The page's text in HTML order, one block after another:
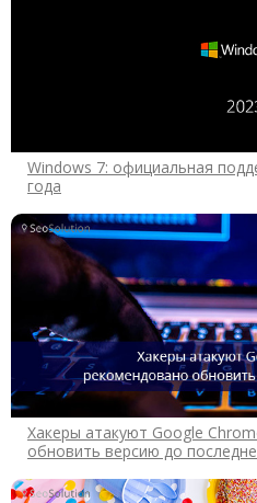
Windows 7: официальная
года
Хакеры атакуют Google
обновить версию до